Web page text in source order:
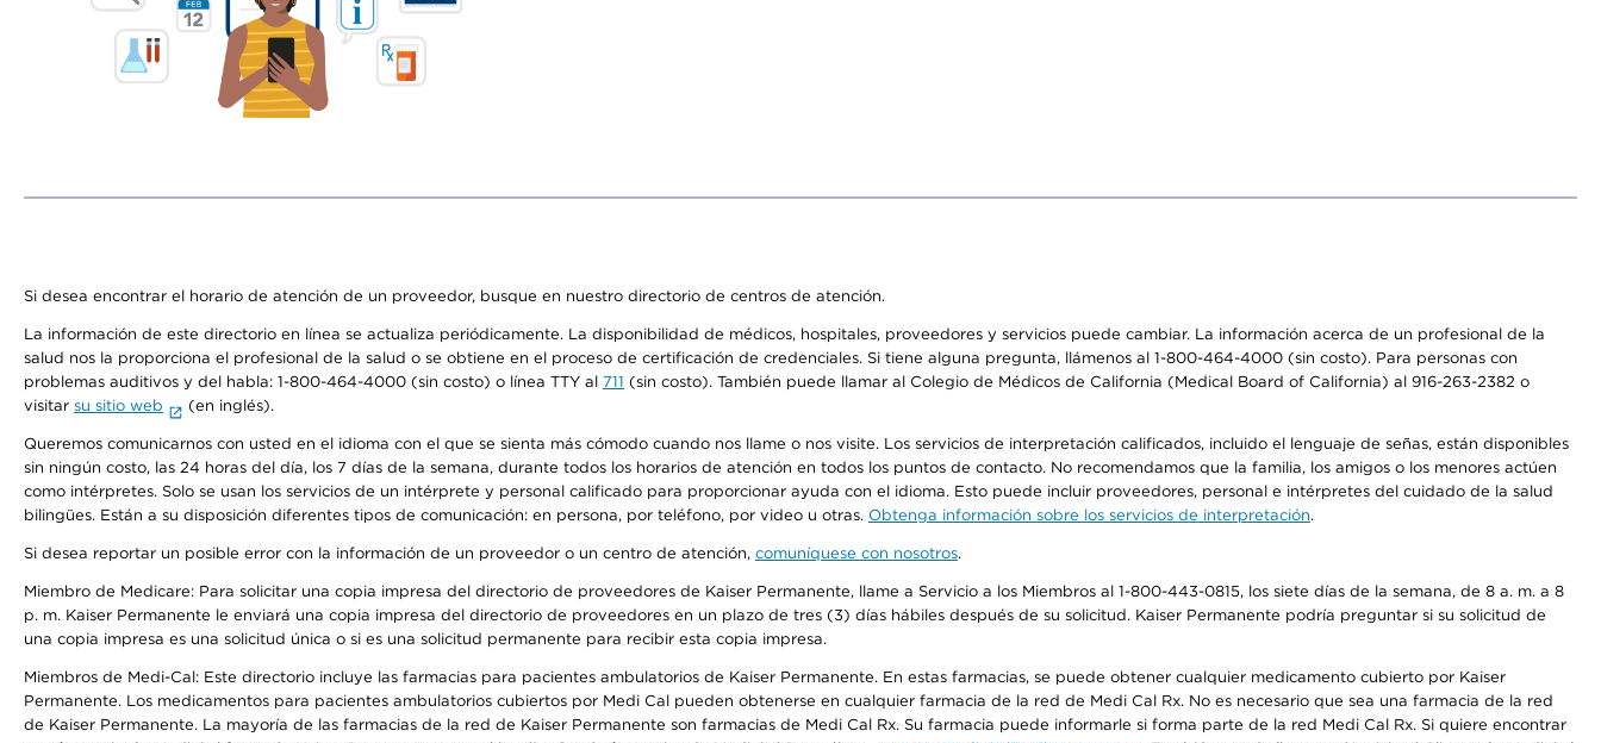
Si desea encontrar el horario de atención de un proveedor, busque en nuestro directorio de centros de atención.
La información de este directorio en línea se actualiza periódicamente. La disponibilidad de médicos, hospitales, proveedores y servicios puede cambiar. La información acerca de un profesional de la
salud nos la proporciona el profesional de la salud o se obtiene en el proceso de certificación de credenciales. Si tiene alguna pregunta, llámenos al 1-800-464-4000 (sin costo). Para personas con
problemas auditivos y del habla: 1-800-464-4000 (sin costo) o línea TTY al 711 (sin costo). También puede llamar al Colegio de Médicos de California (Medical Board of California) al 916-263-2382 o
visitar su sitio web (en inglés).
Queremos comunicarnos con usted en el idioma con el que se sienta más cómodo cuando nos llame o nos visite. Los servicios de interpretación calificados, incluido el lenguaje de señas, están disponibles
sin ningún costo, las 24 horas del día, los 7 días de la semana, durante todos los horarios de atención en todos los puntos de contacto. No recomendamos que la familia, los amigos o los menores actúen
como intérpretes. Solo se usan los servicios de un intérprete y personal calificado para proporcionar ayuda con el idioma. Esto puede incluir proveedores, personal e intérpretes del cuidado de la salud
bilingües. Están a su disposición diferentes tipos de comunicación: en persona, por teléfono, por video u otras. Obtenga información sobre los servicios de interpretación.
Si desea reportar un posible error con la información de un proveedor o un centro de atención, comuníquese con nosotros.
Miembro de Medicare: Para solicitar una copia impresa del directorio de proveedores de Kaiser Permanente, llame a Servicio a los Miembros al 1-800-443-0815, los siete días de la semana, de 8 a. m. a 8
p. m. Kaiser Permanente le enviará una copia impresa del directorio de proveedores en un plazo de tres (3) días hábiles después de su solicitud. Kaiser Permanente podría preguntar si su solicitud de
una copia impresa es una solicitud única o si es una solicitud permanente para recibir esta copia impresa.
Miembros de Medi-Cal: Este directorio incluye las farmacias para pacientes ambulatorios de Kaiser Permanente. En estas farmacias, se puede obtener cualquier medicamento cubierto por Kaiser
Permanente. Los medicamentos para pacientes ambulatorios cubiertos por Medi Cal pueden obtenerse en cualquier farmacia de la red de Medi Cal Rx. No es necesario que sea una farmacia de la red
de Kaiser Permanente. La mayoría de las farmacias de la red de Kaiser Permanente son farmacias de Medi Cal Rx. Su farmacia puede informarle si forma parte de la red Medi Cal Rx. Si quiere encontrar